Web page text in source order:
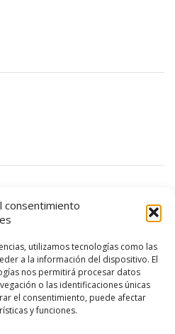
consentimiento
utilizamos tecnologías como las
a la información del dispositivo. El
nos permitirá procesar datos
o las identificaciones únicas
el consentimiento, puede afectar
y funciones.